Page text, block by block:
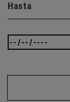
Hasta